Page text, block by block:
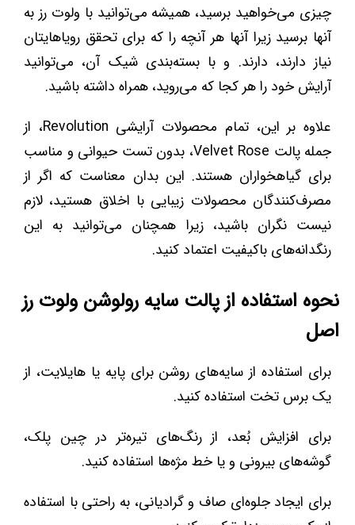
چیزی می‌خواهید برسید، همیشه می‌توانید با ولوت رز به
آنها برسید زیرا آنها هر آنچه را که برای تحقق رویاهایتان
نیاز دارند، دارند. و با بسته‌بندی شیک آن، می‌توانید
آرایش خود را هر کجا که می‌روید، همراه داشته باشید.
علاوه بر این، تمام محصولات آرایشی Revolution، از
جمله پالت Velvet Rose، بدون تست حیوانی و مناسب
برای گیاهخواران هستند. این بدان معناست که اگر از
مصرف‌کنندگان محصولات زیبایی با اخلاق هستید، لازم
نیست نگران باشید، زیرا همچنان می‌توانید به این
رنگدانه‌های باکیفیت اعتماد کنید.
نحوه استفاده از پالت سایه رولوشن ولوت رز
اصل
برای استفاده از سایه‌های روشن برای پایه یا هایلایت، از
یک برس تخت استفاده کنید.
برای افزایش بُعد، از رنگ‌های تیره‌تر در چین پلک،
گوشه‌های بیرونی و یا خط مژه‌ها استفاده کنید.
برای ایجاد جلوه‌ای صاف و گرادیانی، به راحتی با استفاده